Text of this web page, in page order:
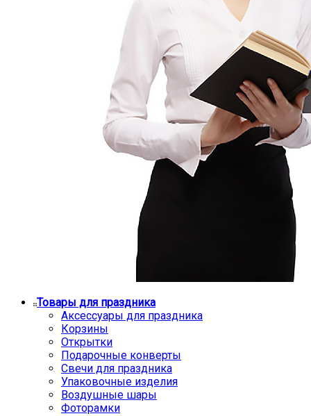
Товары для праздника
Аксессуары для праздника
Корзины
Открытки
Подарочные конверты
Свечи для праздника
Упаковочные изделия
Воздушные шары
Фоторамки